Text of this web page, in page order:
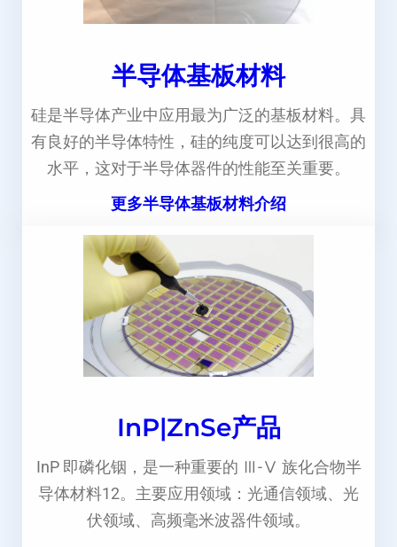
半导体基板材料
硅是半导体产业中应用最为广泛的基板材料。具
有良好的半导体特性，硅的纯度可以达到很高的
水平，这对于半导体器件的性能至关重要。
更多半导体基板材料介绍
InP|ZnSe产品
InP 即磷化铟，是一种重要的 Ⅲ-Ⅴ 族化合物半
导体材料12。主要应用领域：光通信领域、光
伏领域、高频毫米波器件领域。